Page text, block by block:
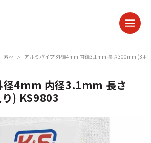
素材 ＞ アルミパイプ 外径4mm 内径3.1mm 長さ300mm (3本
径4mm 内径3.1mm 長さ
) KS9803